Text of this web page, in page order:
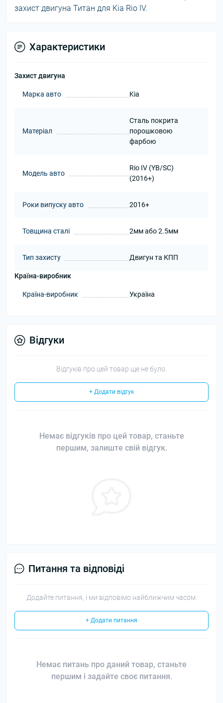
захист двигуна Титан для Kia Rio IV.
Характеристики
Захист двигуна
Марка авто Kia
Матеріал
Сталь покрита
порошковою
фарбою
Модель авто
Rio IV (YB/SC)
(2016+)
Роки випуску авто 2016+
Товщина сталі 2мм або 2.5мм
Тип захисту Двигун та КПП
Країна-виробник
Країна-виробник Україна
Відгуки
Відгуків про цей товар ще не було.
+ Додати відгук
Немає відгуків про цей товар, станьте
першим, залиште свій відгук.
Питання та відповіді
Додайте питання, і ми відповімо найближчим часом.
+ Додати питання
Немає питань про даний товар, станьте
першим і задайте своє питання.